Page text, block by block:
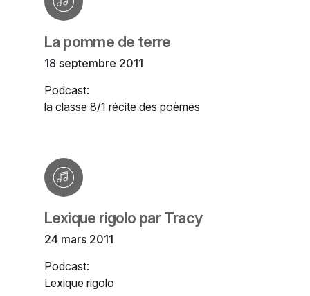
La pomme de terre
18 septembre 2011
Podcast:
la classe 8/1 récite des poèmes
Lexique rigolo par Tracy
24 mars 2011
Podcast:
Lexique rigolo